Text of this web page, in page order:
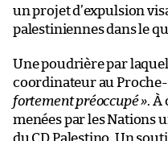
un projet d’expulsion
palestiniennes dans le
Une poudrière par
coordinateur au
fortement préoccupé ». À
menées par les Nations
du CD Palestino. Un